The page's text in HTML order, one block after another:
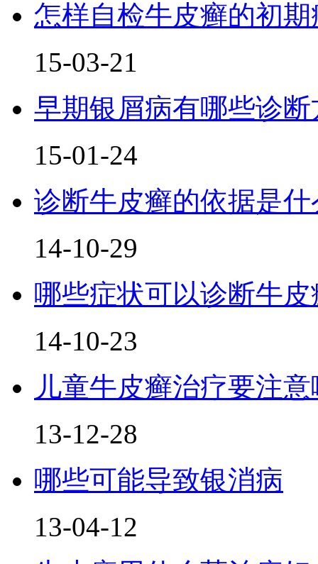
怎样自检牛皮癣的初期
15-03-21
早期银屑病有哪些诊断
15-01-24
诊断牛皮癣的依据是什
14-10-29
哪些症状可以诊断牛皮
14-10-23
儿童牛皮癣治疗要注
13-12-28
哪些可能导致银消病
13-04-12